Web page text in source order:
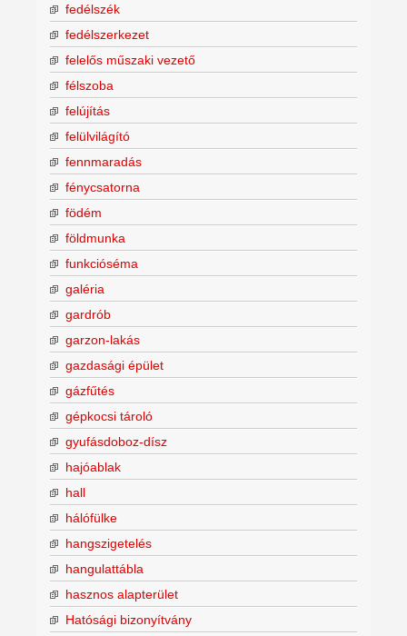
fedélszék
fedélszerkezet
felelős műszaki vezető
félszoba
felújítás
felülvilágító
fennmaradás
fénycsatorna
födém
földmunka
funkcióséma
galéria
gardrób
garzon-lakás
gazdasági épület
gázfűtés
gépkocsi tároló
gyufásdoboz-dísz
hajóablak
hall
hálófülke
hangszigetelés
hangulattábla
hasznos alapterület
Hatósági bizonyítvány